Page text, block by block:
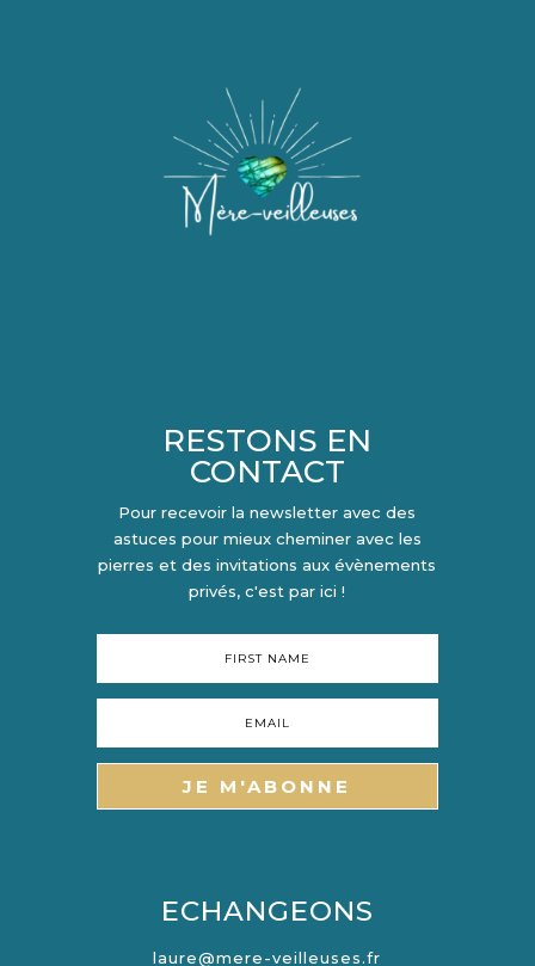
RESTONS EN
CONTACT
Pour recevoir la newsletter avec des
astuces pour mieux cheminer avec les
pierres et des invitations aux évènements
privés, c'est par ici !
JE M'ABONNE
ECHANGEONS
laure@mere-veilleuses.fr